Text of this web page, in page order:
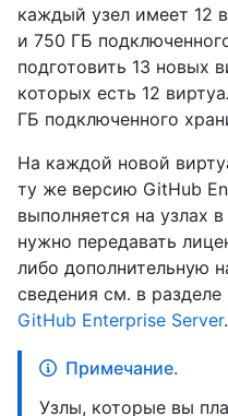
каждый узел имеет 12
и 750 ГБ
подготовить 13 новых
которых есть 12
ГБ подключенного
На каждой новой
ту же версию GitHub
выполняется на узлах
нужно передавать
либо дополнительную
сведения см. в разделе
GitHub Enterprise Server.
Примечание.
Узлы, которые вы